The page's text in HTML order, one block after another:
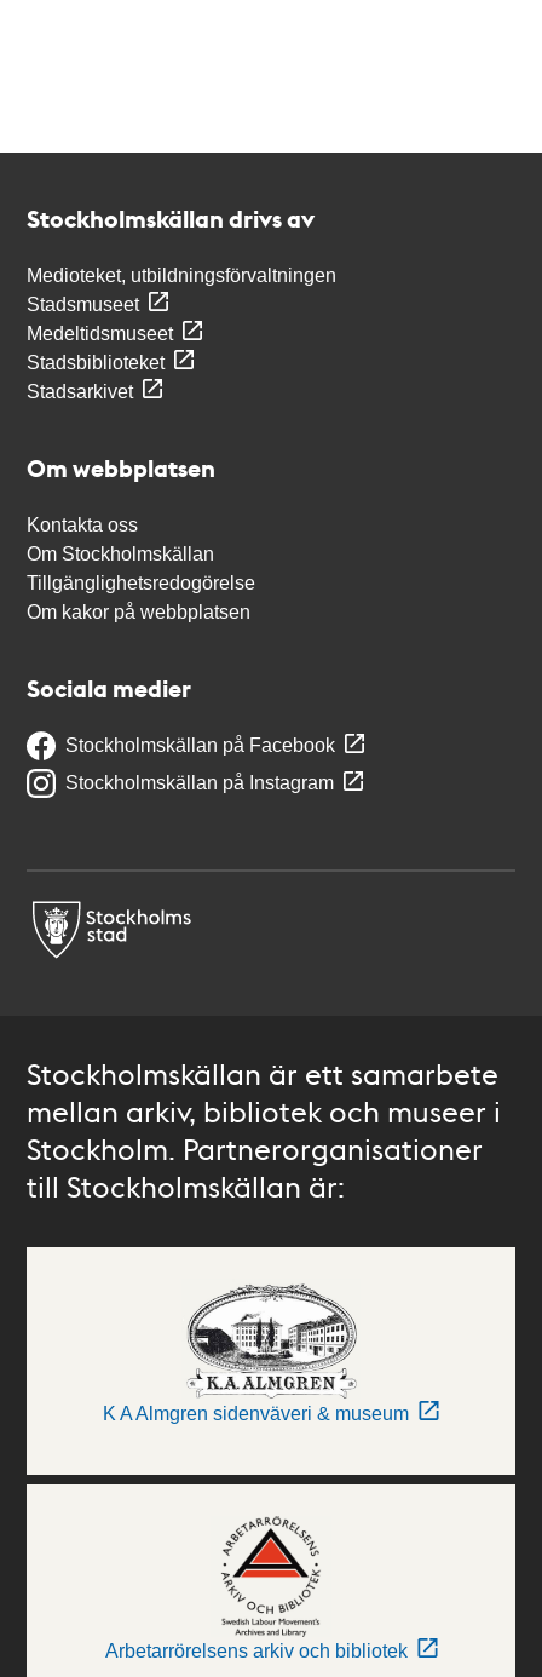
Stockholmskällan drivs av
Medioteket, utbildningsförvaltningen
Stadsmuseet
Medeltidsmuseet
Stadsbiblioteket
Stadsarkivet
Om webbplatsen
Kontakta oss
Om Stockholmskällan
Tillgänglighetsredogörelse
Om kakor på webbplatsen
Sociala medier
Stockholmskällan på Facebook
Stockholmskällan på Instagram
Stockholmskällan är ett samarbete
mellan arkiv, bibliotek och museer i
Stockholm. Partnerorganisationer
till Stockholmskällan är:
K A Almgren sidenväveri & museum
Arbetarrörelsens arkiv och bibliotek